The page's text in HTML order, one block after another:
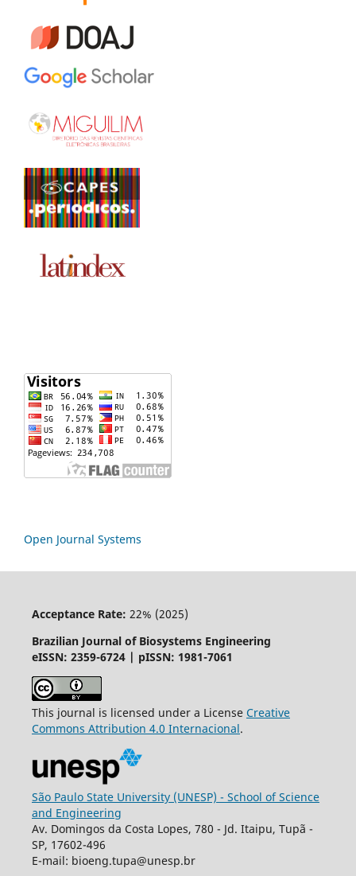
Open Journal Systems
Acceptance Rate: 22% (2025)
Brazilian Journal of Biosystems Engineering
eISSN: 2359-6724 | pISSN: 1981-7061
This journal is licensed under a License Creative
Commons Attribution 4.0 Internacional.
São Paulo State University (UNESP) - School of Science
and Engineering
Av. Domingos da Costa Lopes, 780 - Jd. Itaipu, Tupã -
SP, 17602-496
E-mail: bioeng.tupa@unesp.br